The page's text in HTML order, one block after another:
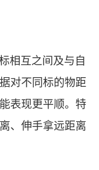
相互之间及与自
对不同标的物距
表现更平顺。特
、伸手拿远距离